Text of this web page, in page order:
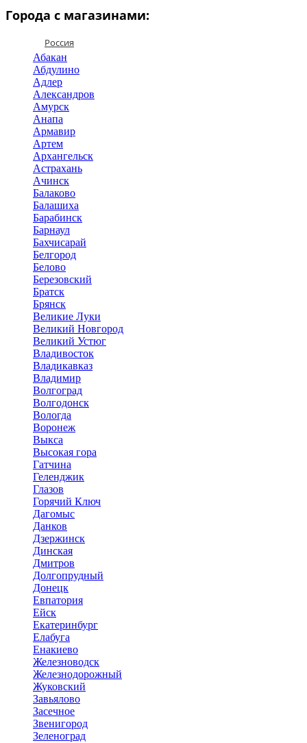
Города с магазинами:
Россия
Абакан
Абдулино
Адлер
Александров
Амурск
Анапа
Армавир
Артем
Архангельск
Астрахань
Ачинск
Балаково
Балашиха
Барабинск
Барнаул
Бахчисарай
Белгород
Белово
Березовский
Братск
Брянск
Великие Луки
Великий Новгород
Великий Устюг
Владивосток
Владикавказ
Владимир
Волгоград
Волгодонск
Вологда
Воронеж
Выкса
Высокая гора
Гатчина
Геленджик
Глазов
Горячий Ключ
Дагомыс
Данков
Дзержинск
Динская
Дмитров
Долгопрудный
Донецк
Евпатория
Ейск
Екатеринбург
Елабуга
Енакиево
Железноводск
Железнодорожный
Жуковский
Завьялово
Засечное
Звенигород
Зеленоград